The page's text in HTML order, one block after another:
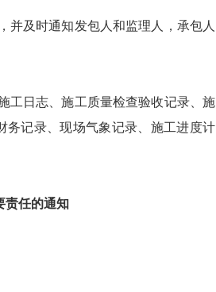
并及时通知发包人和监理人，承包人
工日志、施工质量检查验收记录、施
记录、现场气象记录、施工进度计
责任的通知